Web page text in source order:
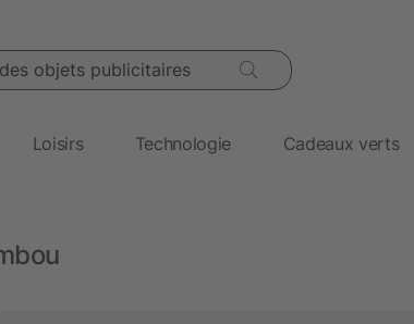
publicitaires
Loisirs Technologie Cadeaux verts